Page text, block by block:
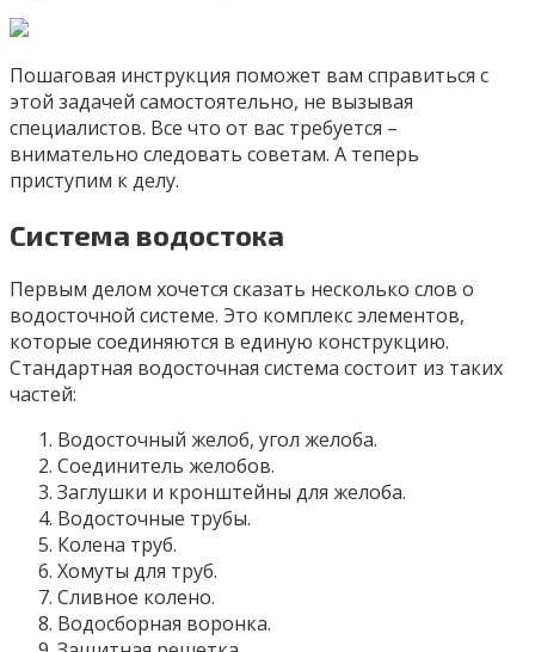
Пошаговая инструкция поможет вам справиться с
этой задачей самостоятельно, не вызывая
специалистов. Все что от вас требуется –
внимательно следовать советам. А теперь
приступим к делу.
Система водостока
Первым делом хочется сказать несколько слов о
водосточной системе. Это комплекс элементов,
которые соединяются в единую конструкцию.
Стандартная водосточная система состоит из таких
частей:
Водосточный желоб, угол желоба.
Соединитель желобов.
Заглушки и кронштейны для желоба.
Водосточные трубы.
Колена труб.
Хомуты для труб.
Сливное колено.
Водосборная воронка.